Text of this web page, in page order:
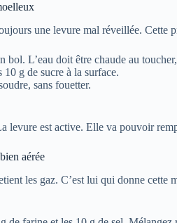
une levure mal réveillée. Cette
bol. L’eau doit être chaude au
g de sucre à la surface.
sans fouetter.
levure est active. Elle va pouvoir
aérée
les gaz. C’est lui qui donne cette